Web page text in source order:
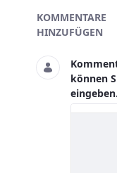
Skivideo
KOMMENTARE
HINZUFÜGEN
können
eingeben.